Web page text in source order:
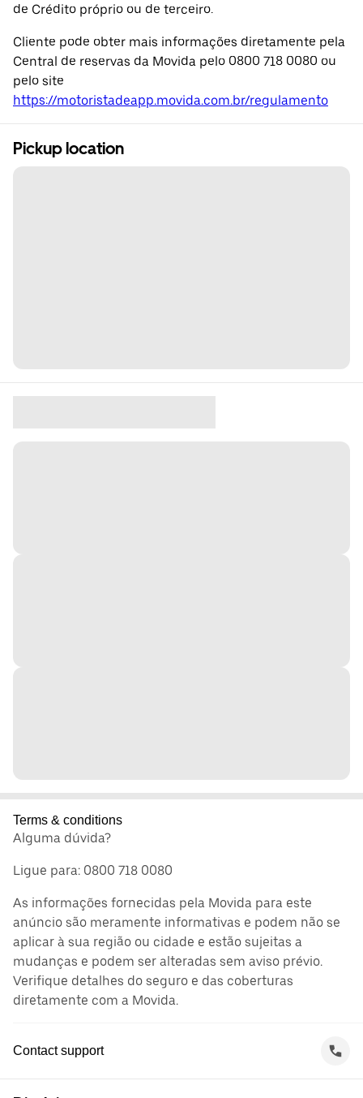
de Crédito próprio ou de terceiro.
Cliente pode obter mais informações diretamente pela
Central de reservas da Movida pelo 0800 718 0080 ou
pelo site
https://motoristadeapp.movida.com.br/regulamento
Pickup location
Terms & conditions
Alguma dúvida?
Ligue para: 0800 718 0080
As informações fornecidas pela Movida para este
anúncio são meramente informativas e podem não se
aplicar à sua região ou cidade e estão sujeitas a
mudanças e podem ser alteradas sem aviso prévio.
Verifique detalhes do seguro e das coberturas
diretamente com a Movida.
Contact support